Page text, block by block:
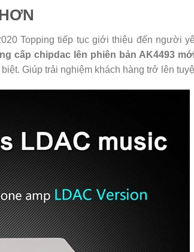
Topping tiếp tục giới thiệu đến người
cấp chipdac lên phiên bản AK4493
Giúp trải nghiệm khách hàng trở lên